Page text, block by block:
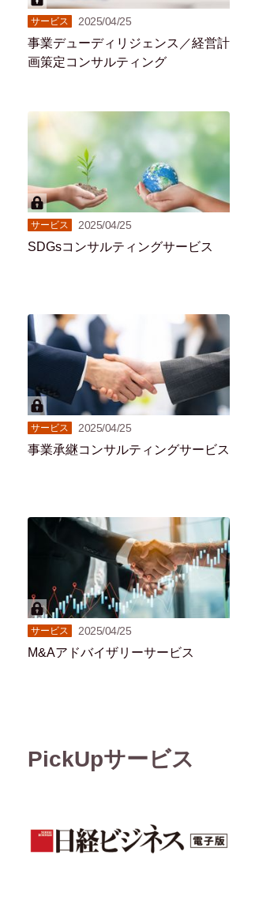
サービス 2025/04/25
事業デューディリジェンス／経営計
画策定コンサルティング
サービス 2025/04/25
SDGsコンサルティングサービス
サービス 2025/04/25
事業承継コンサルティングサービス
サービス 2025/04/25
M&Aアドバイザリーサービス
PickUpサービス